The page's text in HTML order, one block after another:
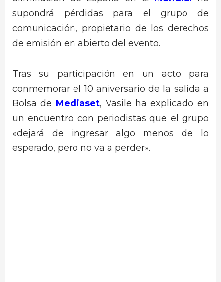
supondrá pérdidas para el grupo de
comunicación, propietario de los derechos
de emisión en abierto del evento.
Tras su participación en un acto para
conmemorar el 10 aniversario de la salida a
Bolsa de Mediaset, Vasile ha explicado en
un encuentro con periodistas que el grupo
«dejará de ingresar algo menos de lo
esperado, pero no va a perder».